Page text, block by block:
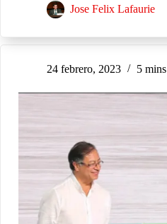
Jose Felix Lafaurie
24 febrero, 2023 5 mins